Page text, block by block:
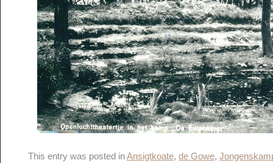
This entry was posted inAnsigtkoate, de Gowe,